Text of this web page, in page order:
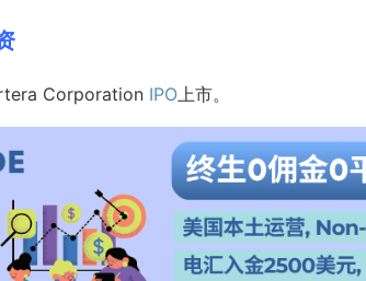
Corporation IPO上市。